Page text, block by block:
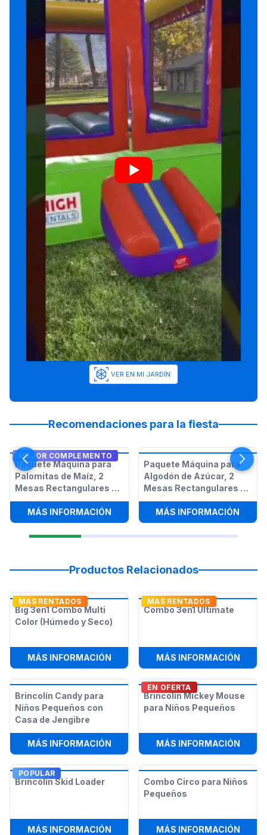
VER EN MI JARDÍN
Recomendaciones para la fiesta
MEJOR COMPLEMENTO
Paquete Máquina para
Palomitas de Maíz, 2
Mesas Rectangulares y
12 Sillas
MÁS INFORMACIÓN: PAQUETE MÁQUINA PARA
Paquete Máquina para
Algodón de Azúcar, 2
Mesas Rectangulares y
12 Sillas
MÁS INFORMACIÓN
Productos Relacionados
MAS RENTADOS
Big 3en1 Combo Multi
Color (Húmedo y Seco)
MÁS INFORMACIÓN: BIG 3EN1 COMBO MULTI COLOR
MAS RENTADOS
Combo 3en1 Ultimate
MÁS INFORMACIÓN:
Brincolín Candy para
Niños Pequeños con
Casa de Jengibre
MÁS INFORMACIÓN: BRINCOLÍN CANDY PARA NIÑOS
EN OFERTA
Brincolín Mickey Mouse
para Niños Pequeños
MÁS INFORMACIÓN:
POPULAR
Brincolín Skid Loader
MÁS INFORMACIÓN: BRINCOLÍN SKID LOADER
Combo Circo para Niños
Pequeños
MÁS INFORMACIÓN: